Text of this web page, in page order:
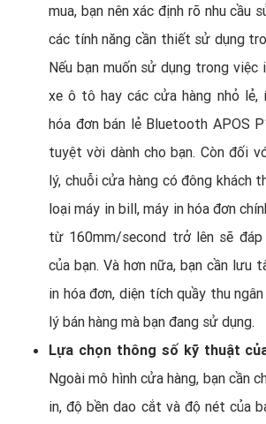
mua, bạn nên xác định rõ nhu cầu
các tính năng cần thiết sử dụng
Nếu bạn muốn sử dụng trong việc
xe ô tô hay các cửa hàng nhỏ
hóa đơn bán lẻ Bluetooth APOS
tuyệt vời dành cho bạn. Còn đối
lý, chuỗi cửa hàng có đông khách
loại máy in bill, máy in hóa đơn
từ 160mm/second trở lên sẽ
của bạn. Và hơn nữa, bạn cần lưu
in hóa đơn, diện tích quầy thu
lý bán hàng mà bạn đang sử dụng.
Lựa chọn thông số kỹ thuật
Ngoài mô hình cửa hàng, bạn cần
in, độ bền dao cắt và độ nét của